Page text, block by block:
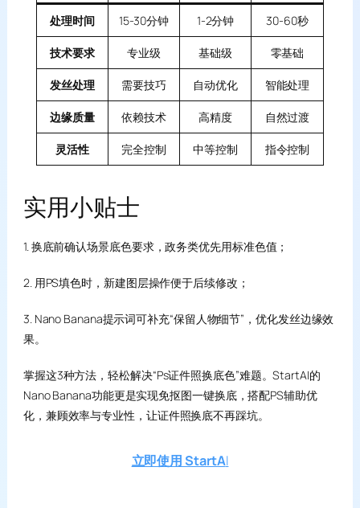
处理时间 15-30分钟 1-2分钟 30-60秒
技术要求 专业级 基础级 零基础
发丝处理 需要技巧 自动优化 智能处理
边缘质量 依赖技术 高精度 自然过渡
灵活性 完全控制 中等控制 指令控制
实用小贴士
1. 换底前确认场景底色要求，政务类优先用标准色值；
2. 用PS填色时，新建图层操作便于后续修改；
3. Nano Banana提示词可补充“保留人物细节”，优化发丝边缘效
果。
掌握这3种方法，轻松解决“Ps证件照换底色”难题。StartAI的
Nano Banana功能更是实现免抠图一键换底，搭配PS辅助优
化，兼顾效率与专业性，让证件照换底不再踩坑。
立即使用 StartAI